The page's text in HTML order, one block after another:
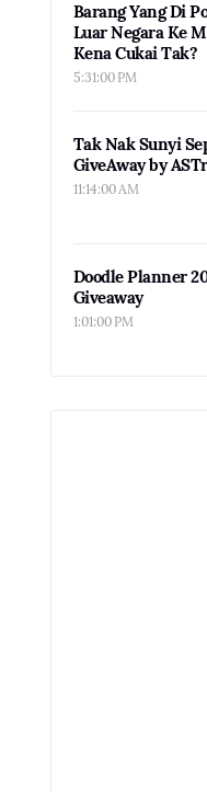
Barang Yang Di
Luar Negara Ke
Kena Cukai Tak?
5:31:00 PM
Tak Nak Sunyi
GiveAway by
11:14:00 AM
Doodle Planner
Giveaway
1:01:00 PM